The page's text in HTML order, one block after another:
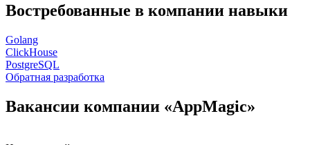
Востребованные в компании навыки
Golang
ClickHouse
PostgreSQL
Обратная разработка
Вакансии компании «AppMagic»